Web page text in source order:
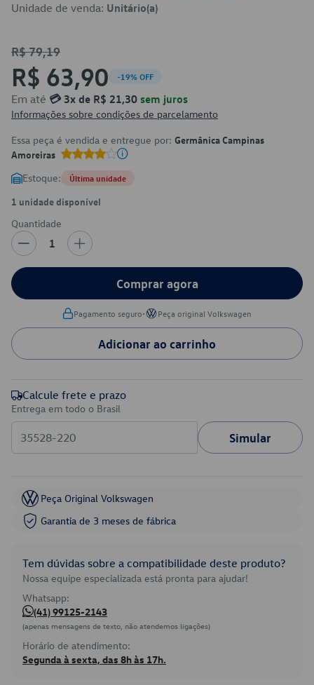
Unidade de venda: Unitário(a)
R$ 79,19
R$ 63,90 -19% OFF
Em até 💳 3x de R$ 21,30 sem juros
Informações sobre condições de parcelamento
Essa peça é vendida e entregue por: Germânica Campinas
Amoreiras
Estoque: Última unidade
1 unidade disponível
Quantidade
1
Comprar agora
Pagamento seguro• Peça original Volkswagen
Adicionar ao carrinho
Calcule frete e prazo
Entrega em todo o Brasil
Simular
Peça Original Volkswagen
Garantia de 3 meses de fábrica
Tem dúvidas sobre a compatibilidade deste produto?
Nossa equipe especializada está pronta para ajudar!
Whatsapp:
(41) 99125-2143
(apenas mensagens de texto, não atendemos ligações)
Horário de atendimento:
Segunda à sexta, das 8h às 17h.